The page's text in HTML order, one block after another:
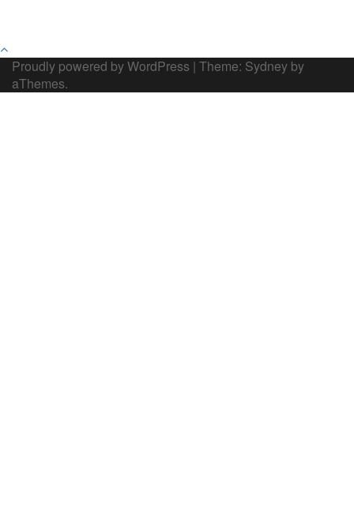
Proudly powered by WordPress | Theme: Sydney by
aThemes.